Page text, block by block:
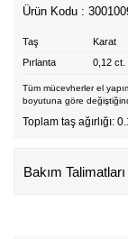
Ürün Kodu :
Taş Karat
Pırlanta
0,12 ct.
Tüm mücevherler el
boyutuna göre
Toplam taş ağırlığı:
Bakım Talimatları